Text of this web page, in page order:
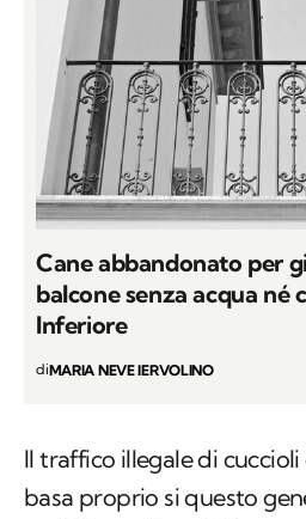
Cane abbandonato per
balcone senza acqua né
Inferiore
diMARIA NEVE IERVOLINO
Il traffico illegale di cuccioli
basa proprio si questo